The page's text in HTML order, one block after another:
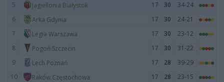
5
Jagiellonia Białystok 17 30
34-24
6
Arka Gdynia 17 30
24-21
7
Legia Warszawa 17 30
23-12
8
Pogoń Szczecin 17 30
31-22
9
Lech Poznań 17 28
39-29
10
Raków Częstochowa 17 28
23-15